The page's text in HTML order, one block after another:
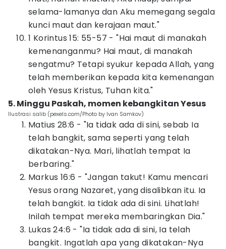
selama-lamanya dan Aku memegang segala
kunci maut dan kerajaan maut."
1 Korintus 15: 55-57 - "Hai maut di manakah
kemenanganmu? Hai maut, di manakah
sengatmu? Tetapi syukur kepada Allah, yang
telah memberikan kepada kita kemenangan
oleh Yesus Kristus, Tuhan kita."
5. Minggu Paskah, momen kebangkitan Yesus
Ilustrasi salib (pexels.com/Photo by Ivan Samkov)
Matius 28:6 - "Ia tidak ada di sini, sebab Ia
telah bangkit, sama seperti yang telah
dikatakan-Nya. Mari, lihatlah tempat Ia
berbaring."
Markus 16:6 - "Jangan takut! Kamu mencari
Yesus orang Nazaret, yang disalibkan itu. Ia
telah bangkit. Ia tidak ada di sini. Lihatlah!
Inilah tempat mereka membaringkan Dia."
Lukas 24:6 - "Ia tidak ada di sini, Ia telah
bangkit. Ingatlah apa yang dikatakan-Nya